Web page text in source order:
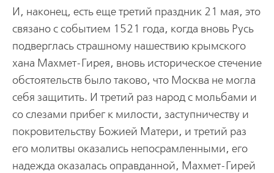
И, наконец, есть еще третий праздник 21 мая, это
связано с событием 1521 года, когда вновь Русь
подверглась страшному нашествию крымского
хана Махмет-Гирея, вновь историческое стечение
обстоятельств было таково, что Москва не могла
себя защитить. И третий раз народ с мольбами и
со слезами прибег к милости, заступничеству и
покровительству Божией Матери, и третий раз
его молитвы оказались непосрамленными, его
надежда оказалась оправданной, Махмет-Гирей